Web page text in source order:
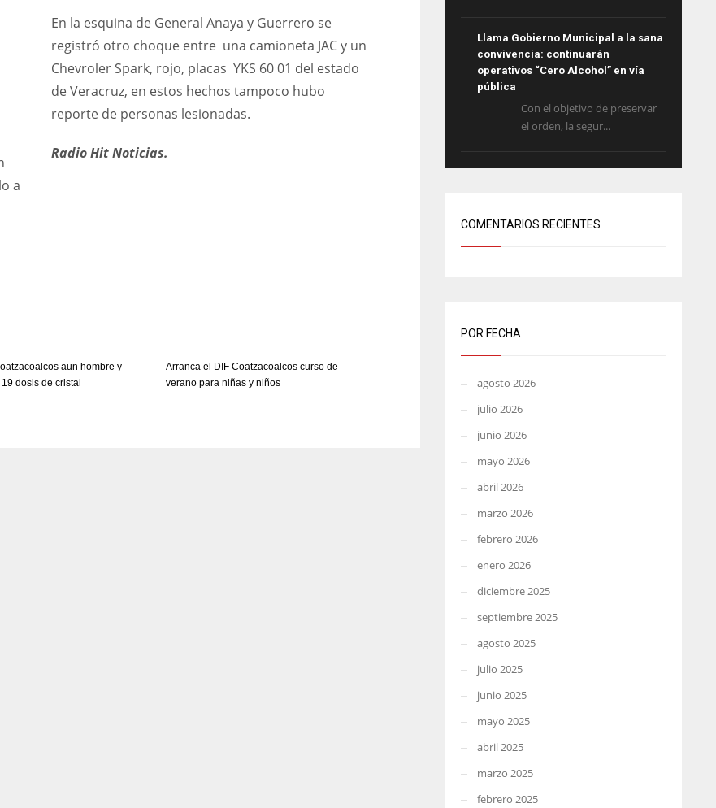
a
En la esquina de General Anaya y Guerrero se
registró otro choque entre una camioneta JAC y un
Chevroler Spark, rojo, placas YKS 60 01 del estado
de Veracruz, en estos hechos tampoco hubo
reporte de personas lesionadas.
Radio Hit Noticias.
aun hombre y
dosis de cristal
Arranca el DIF Coatzacoalcos curso de
verano para niñas y niños
Llama Gobierno Municipal a la sana
convivencia: continuarán
operativos “Cero Alcohol” en vía
pública
Con el objetivo de preservar
el orden, la segur...
COMENTARIOS RECIENTES
POR FECHA
agosto 2026
julio 2026
junio 2026
mayo 2026
abril 2026
marzo 2026
febrero 2026
enero 2026
diciembre 2025
septiembre 2025
agosto 2025
julio 2025
junio 2025
mayo 2025
abril 2025
marzo 2025
febrero 2025